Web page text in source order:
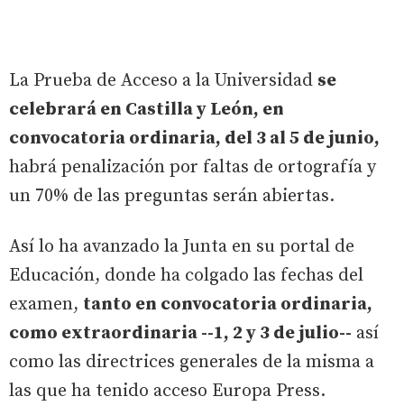
La Prueba de Acceso a la Universidad se
celebrará en Castilla y León, en
convocatoria ordinaria, del 3 al 5 de junio,
habrá penalización por faltas de ortografía y
un 70% de las preguntas serán abiertas.
Así lo ha avanzado la Junta en su portal de
Educación, donde ha colgado las fechas del
examen, tanto en convocatoria ordinaria,
como extraordinaria --1, 2 y 3 de julio-- así
como las directrices generales de la misma a
las que ha tenido acceso Europa Press.